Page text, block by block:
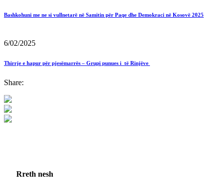
Bashkohuni me ne si vullnetarë në Samitin për Paqe dhe Demokraci në Kosovë 2025
6/02/2025
Thirrje e hapur për pjesëmarrës – Grupi punues i të Rinjëve
Share:
Rreth nesh